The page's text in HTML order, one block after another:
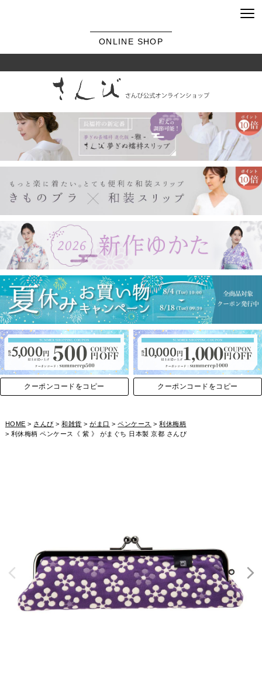
ONLINE SHOP
クーポンコードをコピー クーポンコードをコピー
HOME さんび 和雑貨 がま口 ペンケース
利休梅柄
利休梅柄 ペンケース《 紫 》 がまぐち 日本製 京都 さんび